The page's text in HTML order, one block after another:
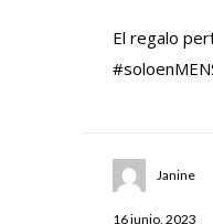
El regalo
Janine
16 junio, 2023